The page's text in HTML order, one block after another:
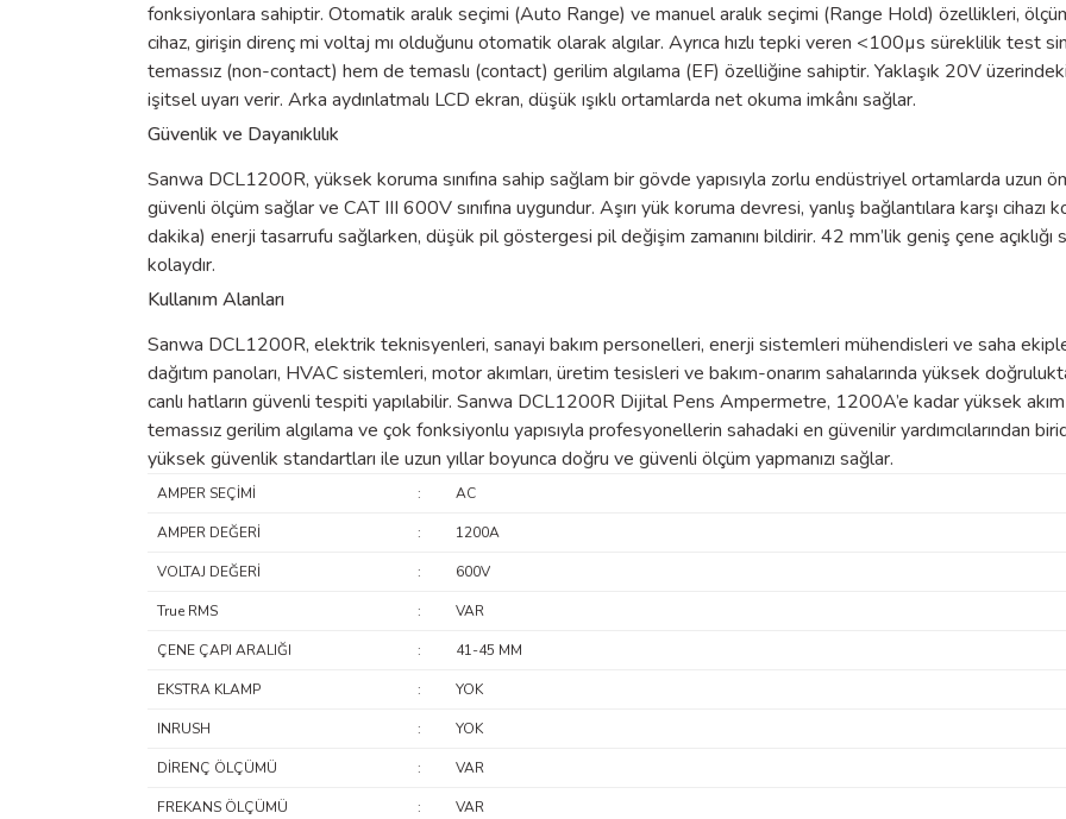
fonksiyonlara sahiptir. Otomatik aralık seçimi (Auto Range) ve manuel aralık seçimi (Range Hold) özellikleri,
cihaz, girişin direnç mi voltaj mı olduğunu otomatik olarak algılar. Ayrıca hızlı tepki veren <100µs süreklilik test
temassız (non-contact) hem de temaslı (contact) gerilim algılama (EF) özelliğine sahiptir. Yaklaşık 20V
işitsel uyarı verir. Arka aydınlatmalı LCD ekran, düşük ışıklı ortamlarda net okuma imkânı sağlar.
Güvenlik ve Dayanıklılık
Sanwa DCL1200R, yüksek koruma sınıfına sahip sağlam bir gövde yapısıyla zorlu endüstriyel ortamlarda uzun
güvenli ölçüm sağlar ve CAT III 600V sınıfına uygundur. Aşırı yük koruma devresi, yanlış bağlantılara karşı
dakika) enerji tasarrufu sağlarken, düşük pil göstergesi pil değişim zamanını bildirir. 42 mm’lik geniş çene
kolaydır.
Kullanım Alanları
Sanwa DCL1200R, elektrik teknisyenleri, sanayi bakım personelleri, enerji sistemleri mühendisleri ve saha
dağıtım panoları, HVAC sistemleri, motor akımları, üretim tesisleri ve bakım-onarım sahalarında yüksek
canlı hatların güvenli tespiti yapılabilir. Sanwa DCL1200R Dijital Pens Ampermetre, 1200A’e kadar yüksek
temassız gerilim algılama ve çok fonksiyonlu yapısıyla profesyonellerin sahadaki en güvenilir yardımcılarından
yüksek güvenlik standartları ile uzun yıllar boyunca doğru ve güvenli ölçüm yapmanızı sağlar.
AMPER SEÇİMİ : AC
AMPER DEĞERİ : 1200A
VOLTAJ DEĞERİ : 600V
True RMS : VAR
ÇENE ÇAPI ARALIĞI : 41-45 MM
EKSTRA KLAMP : YOK
INRUSH : YOK
DİRENÇ ÖLÇÜMÜ : VAR
FREKANS ÖLÇÜMÜ : VAR